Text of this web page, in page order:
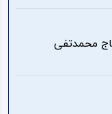
محمدتفی